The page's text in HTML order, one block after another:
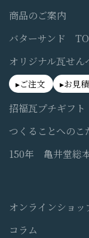
商品のご案内
バターサンド
オリジナル瓦せん
ご注文
お見
招福瓦プチギフト
つくることへのこ
150年 亀井堂総
オンラインショッ
コラム